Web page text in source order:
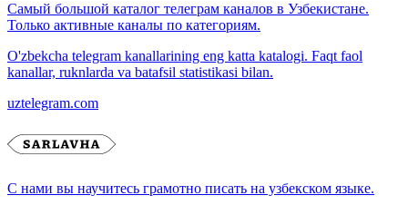
Самый большой каталог телеграм каналов в Узбекистане.
Только активные каналы по категориям.
O'zbekcha telegram kanallarining eng katta katalogi. Faqt faol
kanallar, ruknlarda va batafsil statistikasi bilan.
uztelegram.com
С нами вы научитесь грамотно писать на узбекском языке.